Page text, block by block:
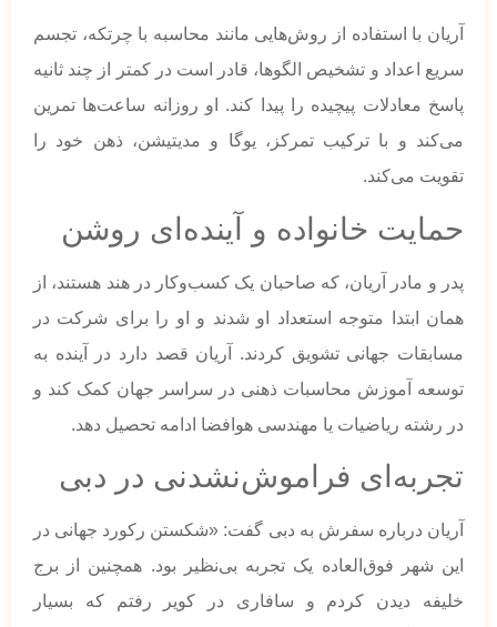
آریان با استفاده از روش‌هایی مانند محاسبه با چرتکه، تجسم
سریع اعداد و تشخیص الگوها، قادر است در کمتر از چند ثانیه
پاسخ معادلات پیچیده را پیدا کند. او روزانه ساعت‌ها تمرین
می‌کند و با ترکیب تمرکز، یوگا و مدیتیشن، ذهن خود را
تقویت می‌کند.
حمایت خانواده و آینده‌ای روشن
پدر و مادر آریان، که صاحبان یک کسب‌وکار در هند هستند، از
همان ابتدا متوجه استعداد او شدند و او را برای شرکت در
مسابقات جهانی تشویق کردند. آریان قصد دارد در آینده به
توسعه آموزش محاسبات ذهنی در سراسر جهان کمک کند و
در رشته ریاضیات یا مهندسی هوافضا ادامه تحصیل دهد.
تجربه‌ای فراموش‌نشدنی در دبی
آریان درباره سفرش به دبی گفت: «شکستن رکورد جهانی در
این شهر فوق‌العاده یک تجربه بی‌نظیر بود. همچنین از برج
خلیفه دیدن کردم و سافاری در کویر رفتم که بسیار